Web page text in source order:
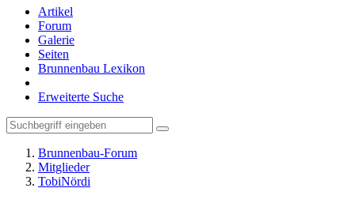
Artikel
Forum
Galerie
Seiten
Brunnenbau Lexikon
Erweiterte Suche
Brunnenbau-Forum
Mitglieder
TobiNördi